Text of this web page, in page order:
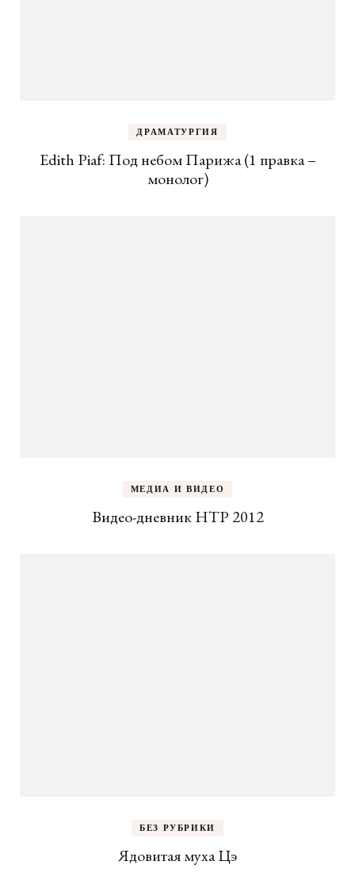
ДРАМАТУРГИЯ
Edith Piaf: Под небом Парижа (1 правка –
монолог)
МЕДИА И ВИДЕО
Видео-дневник НТР 2012
БЕЗ РУБРИКИ
Ядовитая муха Цэ